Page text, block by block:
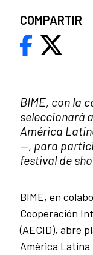
BIME, con la
seleccionará
América
—, para
festival de
BIME, en
Cooperación
(AECID), abre
América
COMPARTIR